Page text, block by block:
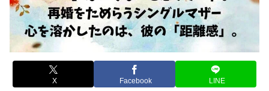
X Facebook LINE